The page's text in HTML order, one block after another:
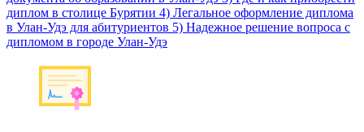
диплом в столице Бурятии 4) Легальное оформление диплома
в Улан-Удэ для абитуриентов 5) Надежное решение вопроса с
дипломом в городе Улан-Удэ